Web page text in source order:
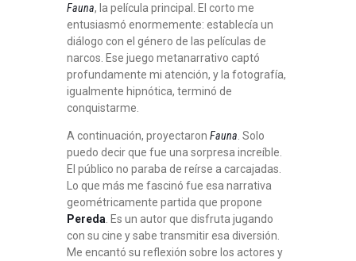
Fauna, la película principal. El corto me
entusiasmó enormemente: establecía un
diálogo con el género de las películas de
narcos. Ese juego metanarrativo captó
profundamente mi atención, y la fotografía,
igualmente hipnótica, terminó de
conquistarme.
A continuación, proyectaron Fauna . Solo
puedo decir que fue una sorpresa increíble.
El público no paraba de reírse a carcajadas.
Lo que más me fascinó fue esa narrativa
geométricamente partida que propone
Pereda . Es un autor que disfruta jugando
con su cine y sabe transmitir esa diversión.
Me encantó su reflexión sobre los actores y